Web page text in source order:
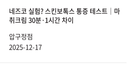
네즈코 실험? 스킨보톡스 통증 테스트｜마
취크림 30분·1시간 차이
압구정점
2025-12-17